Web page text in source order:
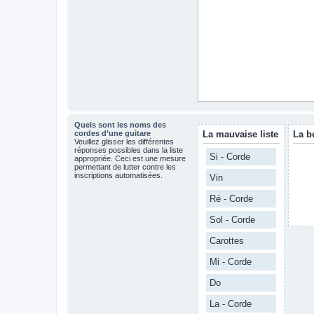
Quels sont les noms des
cordes d’une guitare
Veuillez glisser les différentes
réponses possibles dans la liste
appropriée. Ceci est une mesure
permettant de lutter contre les
inscriptions automatisées.
La mauvaise liste
Si - Corde
Vin
Ré - Corde
Sol - Corde
Carottes
Mi - Corde
Do
La - Corde
La